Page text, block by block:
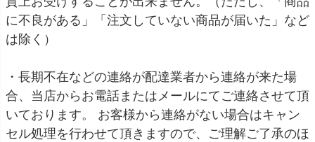
に不良がある」「注文していない商品が届いた」など
は除く）
・長期不在などの連絡が配達業者から連絡が来た場
合、当店からお電話またはメールにてご連絡させて頂
いております。 お客様から連絡がない場合はキャン
セル処理を行わせて頂きますので、ご理解ご了承のほ